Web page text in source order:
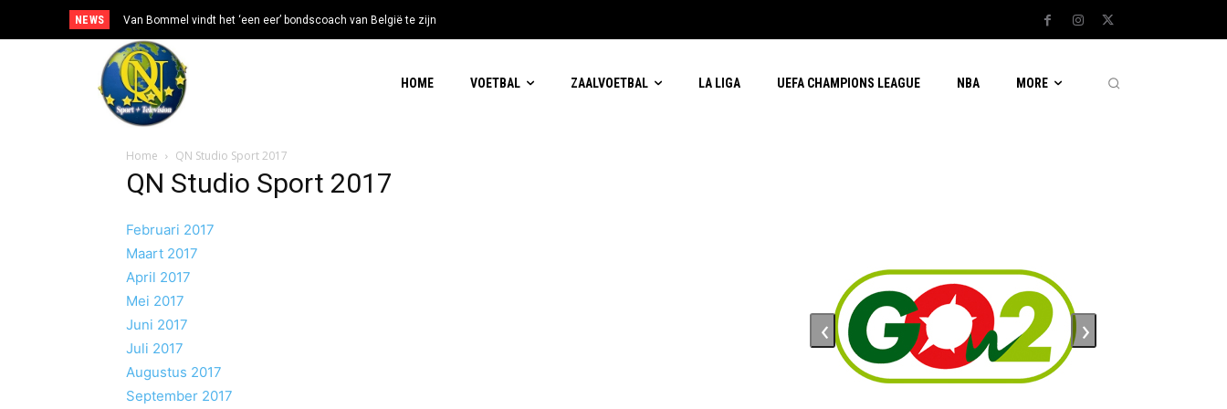
NEWS Van Bommel vindt het ‘een eer’ bondscoach van België te zijn
HOME VOETBAL ZAALVOETBAL LA LIGA UEFA CHAMPIONS LEAGUE NBA MORE
Home QN Studio Sport 2017
QN Studio Sport 2017
Februari 2017
Maart 2017
April 2017
Mei 2017
Juni 2017
Juli 2017
Augustus 2017
September 2017
‹ ›